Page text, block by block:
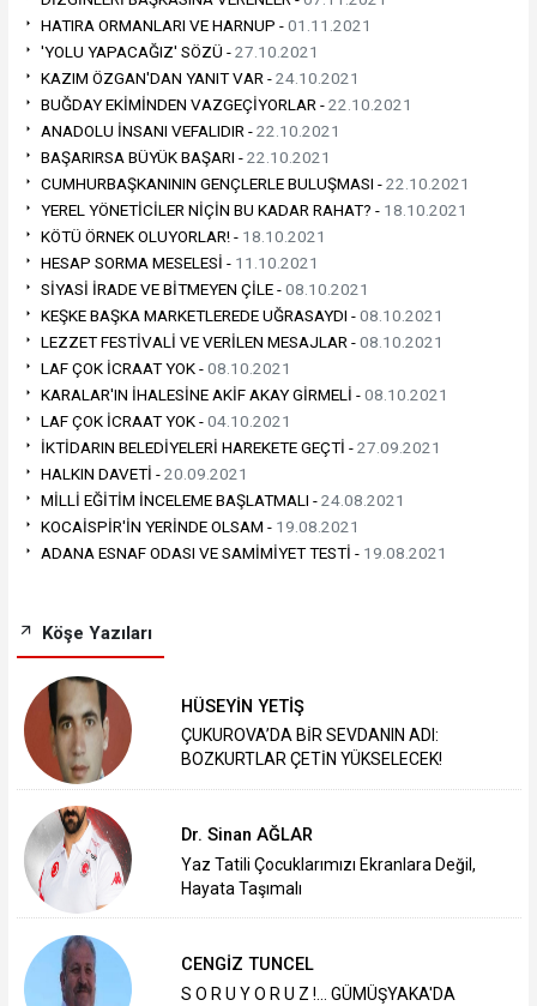
HATIRA ORMANLARI VE HARNUP -01.11.2021
'YOLU YAPACAĞIZ' SÖZÜ -27.10.2021
KAZIM ÖZGAN'DAN YANIT VAR -24.10.2021
BUĞDAY EKİMİNDEN VAZGEÇİYORLAR -22.10.2021
ANADOLU İNSANI VEFALIDIR -22.10.2021
BAŞARIRSA BÜYÜK BAŞARI -22.10.2021
CUMHURBAŞKANININ GENÇLERLE BULUŞMASI -22.10.2021
YEREL YÖNETİCİLER NİÇİN BU KADAR RAHAT? - 18.10.2021
KÖTÜ ÖRNEK OLUYORLAR! - 18.10.2021
HESAP SORMA MESELESİ - 11.10.2021
SİYASİ İRADE VE BİTMEYEN ÇİLE -08.10.2021
KEŞKE BAŞKA MARKETLEREDE UĞRASAYDI -08.10.2021
LEZZET FESTİVALİ VE VERİLEN MESAJLAR -08.10.2021
LAF ÇOK İCRAAT YOK -08.10.2021
KARALAR'IN İHALESİNE AKİF AKAY GİRMELİ -08.10.2021
LAF ÇOK İCRAAT YOK -04.10.2021
İKTİDARIN BELEDİYELERİ HAREKETE GEÇTİ -27.09.2021
HALKIN DAVETİ -20.09.2021
MİLLİ EĞİTİM İNCELEME BAŞLATMALI -24.08.2021
KOCAİSPİR'İN YERİNDE OLSAM - 19.08.2021
ADANA ESNAF ODASI VE SAMİMİYET TESTİ - 19.08.2021
Köşe Yazıları
HÜSEYİN YETİŞ
ÇUKUROVA’DA BİR SEVDANIN ADI:
BOZKURTLAR ÇETİN YÜKSELECEK!
Dr. Sinan AĞLAR
Yaz Tatili Çocuklarımızı Ekranlara Değil,
Hayata Taşımalı
CENGİZ TUNCEL
S O R U Y O R U Z !... GÜMÜŞYAKA'DA